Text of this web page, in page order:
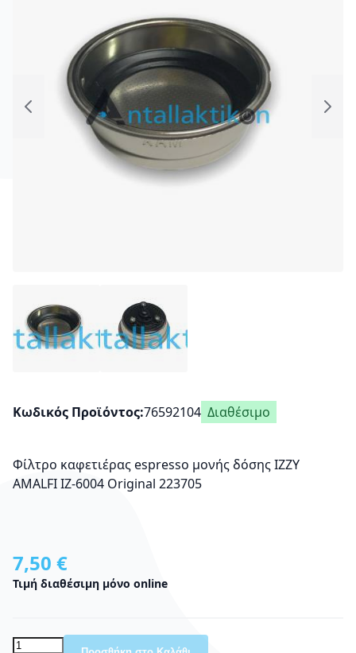
Κωδικός Προϊόντος 76592104 Διαθέσιμο
Φίλτρο καφετιέρας espresso μονής δόσης ΙΖΖΥ
AMALFI IZ-6004 Original 223705
7,50 €
Τιμή διαθέσιμη μόνο online